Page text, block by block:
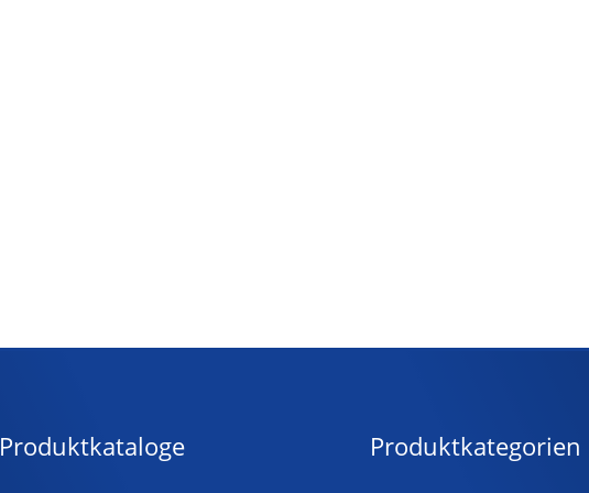
Produktkataloge Produktkategorien